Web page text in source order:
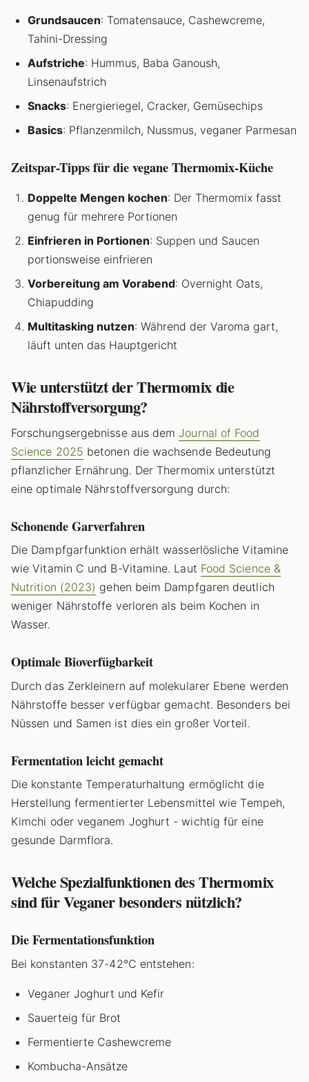
Grundsaucen: Tomatensauce, Cashewcreme,
Tahini-Dressing
Aufstriche: Hummus, Baba Ganoush,
Linsenaufstrich
Snacks: Energieriegel, Cracker, Gemüsechips
Basics: Pflanzenmilch, Nussmus, veganer Parmesan
Zeitspar-Tipps für die vegane Thermomix-Küche
Doppelte Mengen kochen: Der Thermomix fasst
genug für mehrere Portionen
Einfrieren in Portionen: Suppen und Saucen
portionsweise einfrieren
Vorbereitung am Vorabend: Overnight Oats,
Chiapudding
Multitasking nutzen: Während der Varoma gart,
läuft unten das Hauptgericht
Wie unterstützt der Thermomix die
Nährstoffversorgung?
Forschungsergebnisse aus demJournal of Food
Science 2025 betonen die wachsende Bedeutung
pflanzlicher Ernährung. Der Thermomix unterstützt
eine optimale Nährstoffversorgung durch:
Schonende Garverfahren
Die Dampfgarfunktion erhält wasserlösliche Vitamine
wie Vitamin C und B-Vitamine. Laut Food Science &
Nutrition (2023) gehen beim Dampfgaren deutlich
weniger Nährstoffe verloren als beim Kochen in
Wasser.
Optimale Bioverfügbarkeit
Durch das Zerkleinern auf molekularer Ebene werden
Nährstoffe besser verfügbar gemacht. Besonders bei
Nüssen und Samen ist dies ein großer Vorteil.
Fermentation leicht gemacht
Die konstante Temperaturhaltung ermöglicht die
Herstellung fermentierter Lebensmittel wie Tempeh,
Kimchi oder veganem Joghurt - wichtig für eine
gesunde Darmflora.
Welche Spezialfunktionen des Thermomix
sind für Veganer besonders nützlich?
Die Fermentationsfunktion
Bei konstanten 37-42°C entstehen:
Veganer Joghurt und Kefir
Sauerteig für Brot
Fermentierte Cashewcreme
Kombucha-Ansätze